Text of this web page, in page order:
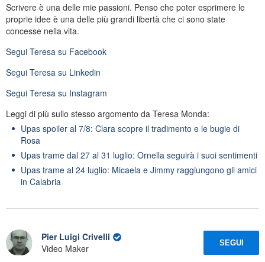
Scrivere è una delle mie passioni. Penso che poter esprimere le
proprie idee è una delle più grandi libertà che ci sono state
concesse nella vita.
Segui Teresa su Facebook
Segui Teresa su Linkedin
Segui Teresa su Instagram
Leggi di più sullo stesso argomento da Teresa Monda:
Upas spoiler al 7/8: Clara scopre il tradimento e le bugie di
Rosa
Upas trame dal 27 al 31 luglio: Ornella seguirà i suoi sentimenti
Upas trame al 24 luglio: Micaela e Jimmy raggiungono gli amici
in Calabria
Pier Luigi Crivelli
Video Maker
SEGUI